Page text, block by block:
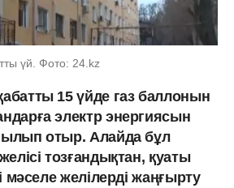
үй. Фото: 24.kz
15 үйде газ баллонын
электр энергиясын
отыр. Алайда бұл
тозғандықтан, қуаты
мәселе желілерді жаңғырту